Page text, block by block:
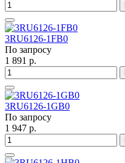
3RU6126-1FB0
По запросу
1 891 р.
3RU6126-1GB0
По запросу
1 947 р.